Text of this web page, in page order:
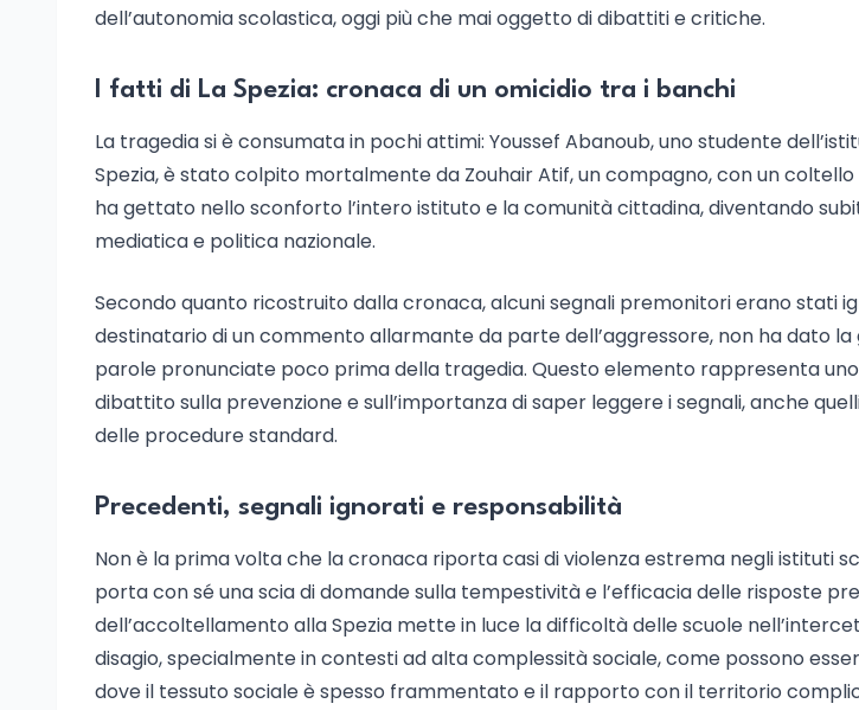
dell’autonomia scolastica, oggi più che mai oggetto di dibattiti e critiche.
I fatti di La Spezia: cronaca di un omicidio tra i banchi
La tragedia si è consumata in pochi attimi: Youssef Abanoub, uno studente
Spezia, è stato colpito mortalmente da Zouhair Atif, un compagno, con un
ha gettato nello sconforto l’intero istituto e la comunità cittadina, diventando
mediatica e politica nazionale.
Secondo quanto ricostruito dalla cronaca, alcuni segnali premonitori erano stati
destinatario di un commento allarmante da parte dell’aggressore, non ha dato
parole pronunciate poco prima della tragedia. Questo elemento rappresenta
dibattito sulla prevenzione e sull’importanza di saper leggere i segnali, anche
delle procedure standard.
Precedenti, segnali ignorati e responsabilità
Non è la prima volta che la cronaca riporta casi di violenza estrema negli istituti
porta con sé una scia di domande sulla tempestività e l’efficacia delle risposte
dell’accoltellamento alla Spezia mette in luce la difficoltà delle scuole
disagio, specialmente in contesti ad alta complessità sociale, come possono
dove il tessuto sociale è spesso frammentato e il rapporto con il territorio